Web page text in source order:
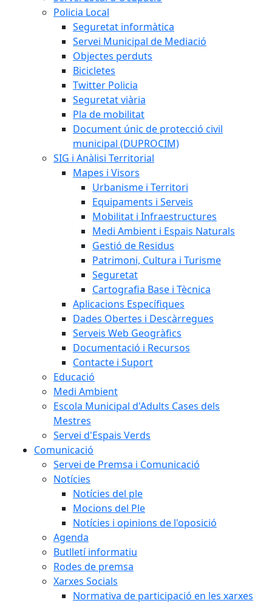
Policia Local
Seguretat informàtica
Servei Municipal de Mediació
Objectes perduts
Bicicletes
Twitter Policia
Seguretat viària
Pla de mobilitat
Document únic de protecció civil
municipal (DUPROCIM)
SIG i Anàlisi Territorial
Mapes i Visors
Urbanisme i Territori
Equipaments i Serveis
Mobilitat i Infraestructures
Medi Ambient i Espais Naturals
Gestió de Residus
Patrimoni, Cultura i Turisme
Seguretat
Cartografia Base i Tècnica
Aplicacions Específiques
Dades Obertes i Descàrregues
Serveis Web Geogràfics
Documentació i Recursos
Contacte i Suport
Educació
Medi Ambient
Escola Municipal d'Adults Cases dels
Mestres
Servei d'Espais Verds
Comunicació
Servei de Premsa i Comunicació
Notícies
Notícies del ple
Mocions del Ple
Notícies i opinions de l'oposició
Agenda
Butlletí informatiu
Rodes de premsa
Xarxes Socials
Normativa de participació en les xarxes